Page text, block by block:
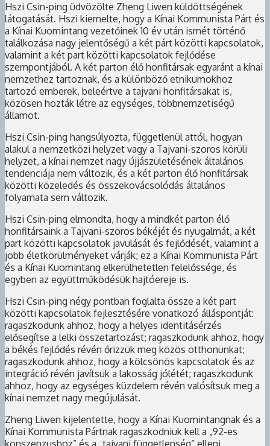
Hszi Csin-ping üdvözölte Zheng Liwen küldöttségének
látogatását. Hszi kiemelte, hogy a Kínai Kommunista Párt és
a Kínai Kuomintang vezetőinek 10 év után ismét történő
találkozása nagy jelentőségű a két párt közötti kapcsolatok,
valamint a két part közötti kapcsolatok fejlődése
szempontjából. A két parton élő honfitársak egyaránt a kínai
nemzethez tartoznak, és a különböző etnikumokhoz
tartozó emberek, beleértve a tajvani honfitársakat is,
közösen hozták létre az egységes, többnemzetiségű
államot.
Hszi Csin-ping hangsúlyozta, függetlenül attól, hogyan
alakul a nemzetközi helyzet vagy a Tajvani-szoros körüli
helyzet, a kínai nemzet nagy újjászületésének általános
tendenciája nem változik, és a két parton élő honfitársak
közötti közeledés és összekovácsolódás általános
folyamata sem változik.
Hszi Csin-ping elmondta, hogy a mindkét parton élő
honfitársaink a Tajvani-szoros békéjét és nyugalmát, a két
part közötti kapcsolatok javulását és fejlődését, valamint a
jobb életkörülményeket várják; ez a Kínai Kommunista Párt
és a Kínai Kuomintang elkerülhetetlen felelőssége, és
egyben az együttműködésük hajtóereje is.
Hszi Csin-ping négy pontban foglalta össze a két part
közötti kapcsolatok fejlesztésére vonatkozó álláspontját:
ragaszkodunk ahhoz, hogy a helyes identitásérzés
elősegítse a lelki összetartozást; ragaszkodunk ahhoz, hogy
a békés fejlődés révén őrizzük meg közös otthonunkat;
ragaszkodunk ahhoz, hogy a kölcsönös kapcsolatok és az
integráció révén javítsuk a lakosság jólétét; ragaszkodunk
ahhoz, hogy az egységes küzdelem révén valósítsuk meg a
kínai nemzet nagy megújulását.
Zheng Liwen kijelentette, hogy a Kínai Kuomintangnak és a
Kínai Kommunista Pártnak ragaszkodniuk kell a „92-es